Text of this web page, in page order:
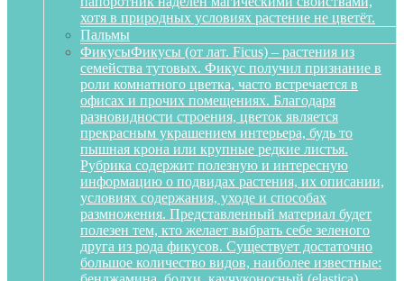
хотя в природных условиях растение не цветёт.
Пальмы
ФикусыФикусы (от лат. Ficus) – растения из
семейства тутовых. Фикус получил признание в
роли комнатного цветка, часто встречается в
офисах и прочих помещениях. Благодаря
разновидности строения, цветок является
прекрасным украшением интерьера, будь то
пышная крона или крупные редкие листья.
Рубрика содержит полезную и интересную
информацию о подвидах растения, их описании,
условиях содержания, уходе и способах
размножения. Представленный материал будет
полезен тем, кто желает выбрать себе зеленого
друга из рода фикусов. Существует достаточно
большое количество видов, наиболее известные: